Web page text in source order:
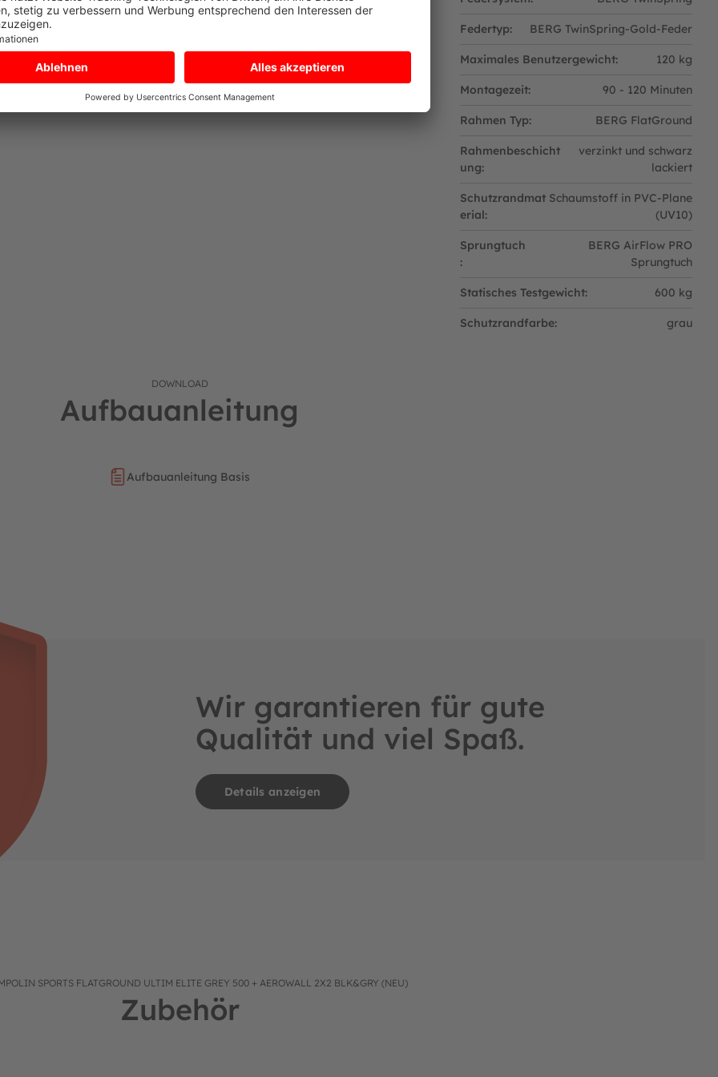
Modelle kennzeichnen) weist dieses rechteckige Trampolin eine Sprunglinie auf, wodurch die Sprungfläche
für das TwinSpring System ausgestattet.
sind mit achtfacher Naht sehr solide am Sprungtuch befestigt.
die im 90 Grad Winkel geneigten Trampoline an den Wänden. Die AeroWall erhöht nicht nur den Spaßfaktor,
der aufblasbaren Wand ist es nahezu unmöglich zum Beispiel bei Salto & Co. vom Trampolin zu fallen.
sehr stabilen und soliden Rahmen befestigt.
und brilliante Sprünge geeignet. Die Wand lässt sich leicht installieren und entfernen.
sind verglichen zum normalen BERG Sprungtuch 150% luftdurchlässiger
Trampolinwand inkl. Luftpumpe
und zusätzliche Sicherheit
Steppnähten verarbeitet und tollem grafischem Design.
und der Verarbeitung besonders langlebig und hält im Vergleich zu anderen Schutzrändern deutlich länger!
09094642
Federtyp: BERG TwinSpring-Gold-Feder
Maximales Benutzergewicht: 120 kg
Montagezeit: 90 - 120 Minuten
Rahmen Typ: BERG FlatGround
Rahmenbeschicht
ung:
verzinkt und schwarz
lackiert
Schutzrandmat
erial:
Schaumstoff in PVC-Plane
(UV10)
Sprungtuch
:
BERG AirFlow PRO
Sprungtuch
Statisches Testgewicht: 600 kg
Schutzrandfarbe: grau
DOWNLOAD
Aufbauanleitung
Aufbauanleitung Basis
Wir garantieren für gute
Qualität und viel Spaß.
Details anzeigen
SPORTS FLATGROUND ULTIM ELITE GREY 500 + AEROWALL 2X2 BLK&GRY (NEU)
Zubehör